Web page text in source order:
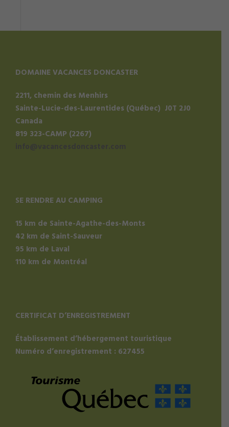
DOMAINE VACANCES DONCASTER
2211, chemin des Menhirs
Sainte-Lucie-des-Laurentides (Québec) J0T 2J0
Canada
819 323-CAMP (2267)
SE RENDRE AU CAMPING
15 km de Sainte-Agathe-des-Monts
42 km de Saint-Sauveur
95 km de Laval
110 km de Montréal
CERTIFICAT D’ENREGISTREMENT
Établissement d’hébergement touristique
Numéro d’enregistrement : 627455